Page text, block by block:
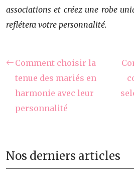
associations et créez une robe
reflétera votre personnalité.
Comment choisir la
tenue des mariés en
harmonie avec leur
personnalité
Nos derniers articles